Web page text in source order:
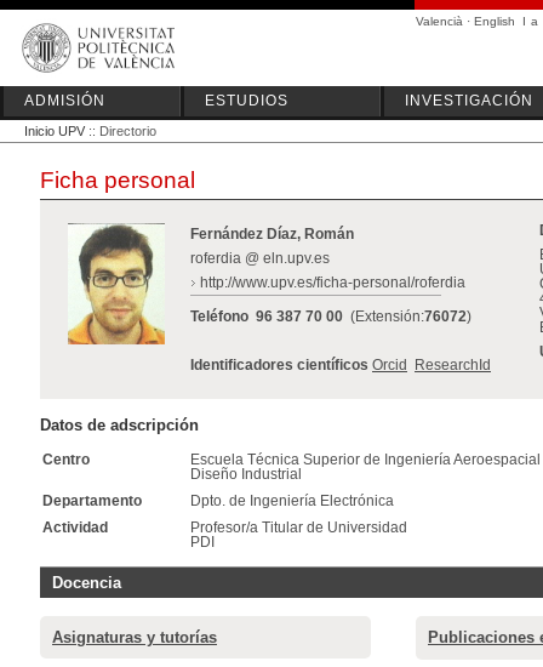
Valencià · English I a
ADMISIÓN ESTUDIOS INVESTIGACIÓN
Inicio UPV :: Directorio
Ficha personal
Fernández Díaz, Román
roferdia @ eln.upv.es
http://www.upv.es/ficha-personal/roferdia
Teléfono 96 387 70 00 (Extensión:76072)
Identificadores científicos Orcid ResearchId
Datos de adscripción
Centro
Escuela Técnica Superior de Ingeniería Aeroespacial
Diseño Industrial
Departamento
Dpto. de Ingeniería Electrónica
Actividad
Profesor/a Titular de Universidad
PDI
Docencia
Asignaturas y tutorías Publicaciones